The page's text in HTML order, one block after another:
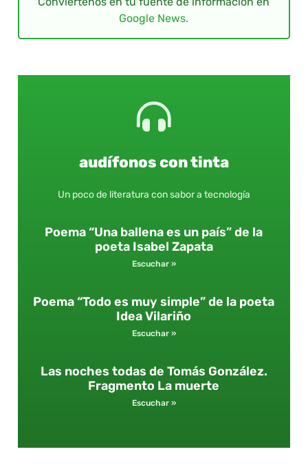
Google News.
audífonos con tinta
Un poco de literatura con sabor a tecnología
Poema “Una ballena es un país” de la
poeta Isabel Zapata
Escuchar »
Poema “Todo es muy simple” de la poeta
Idea Vilariño
Escuchar »
Las noches todas de Tomás González.
Fragmento La muerte
Escuchar »